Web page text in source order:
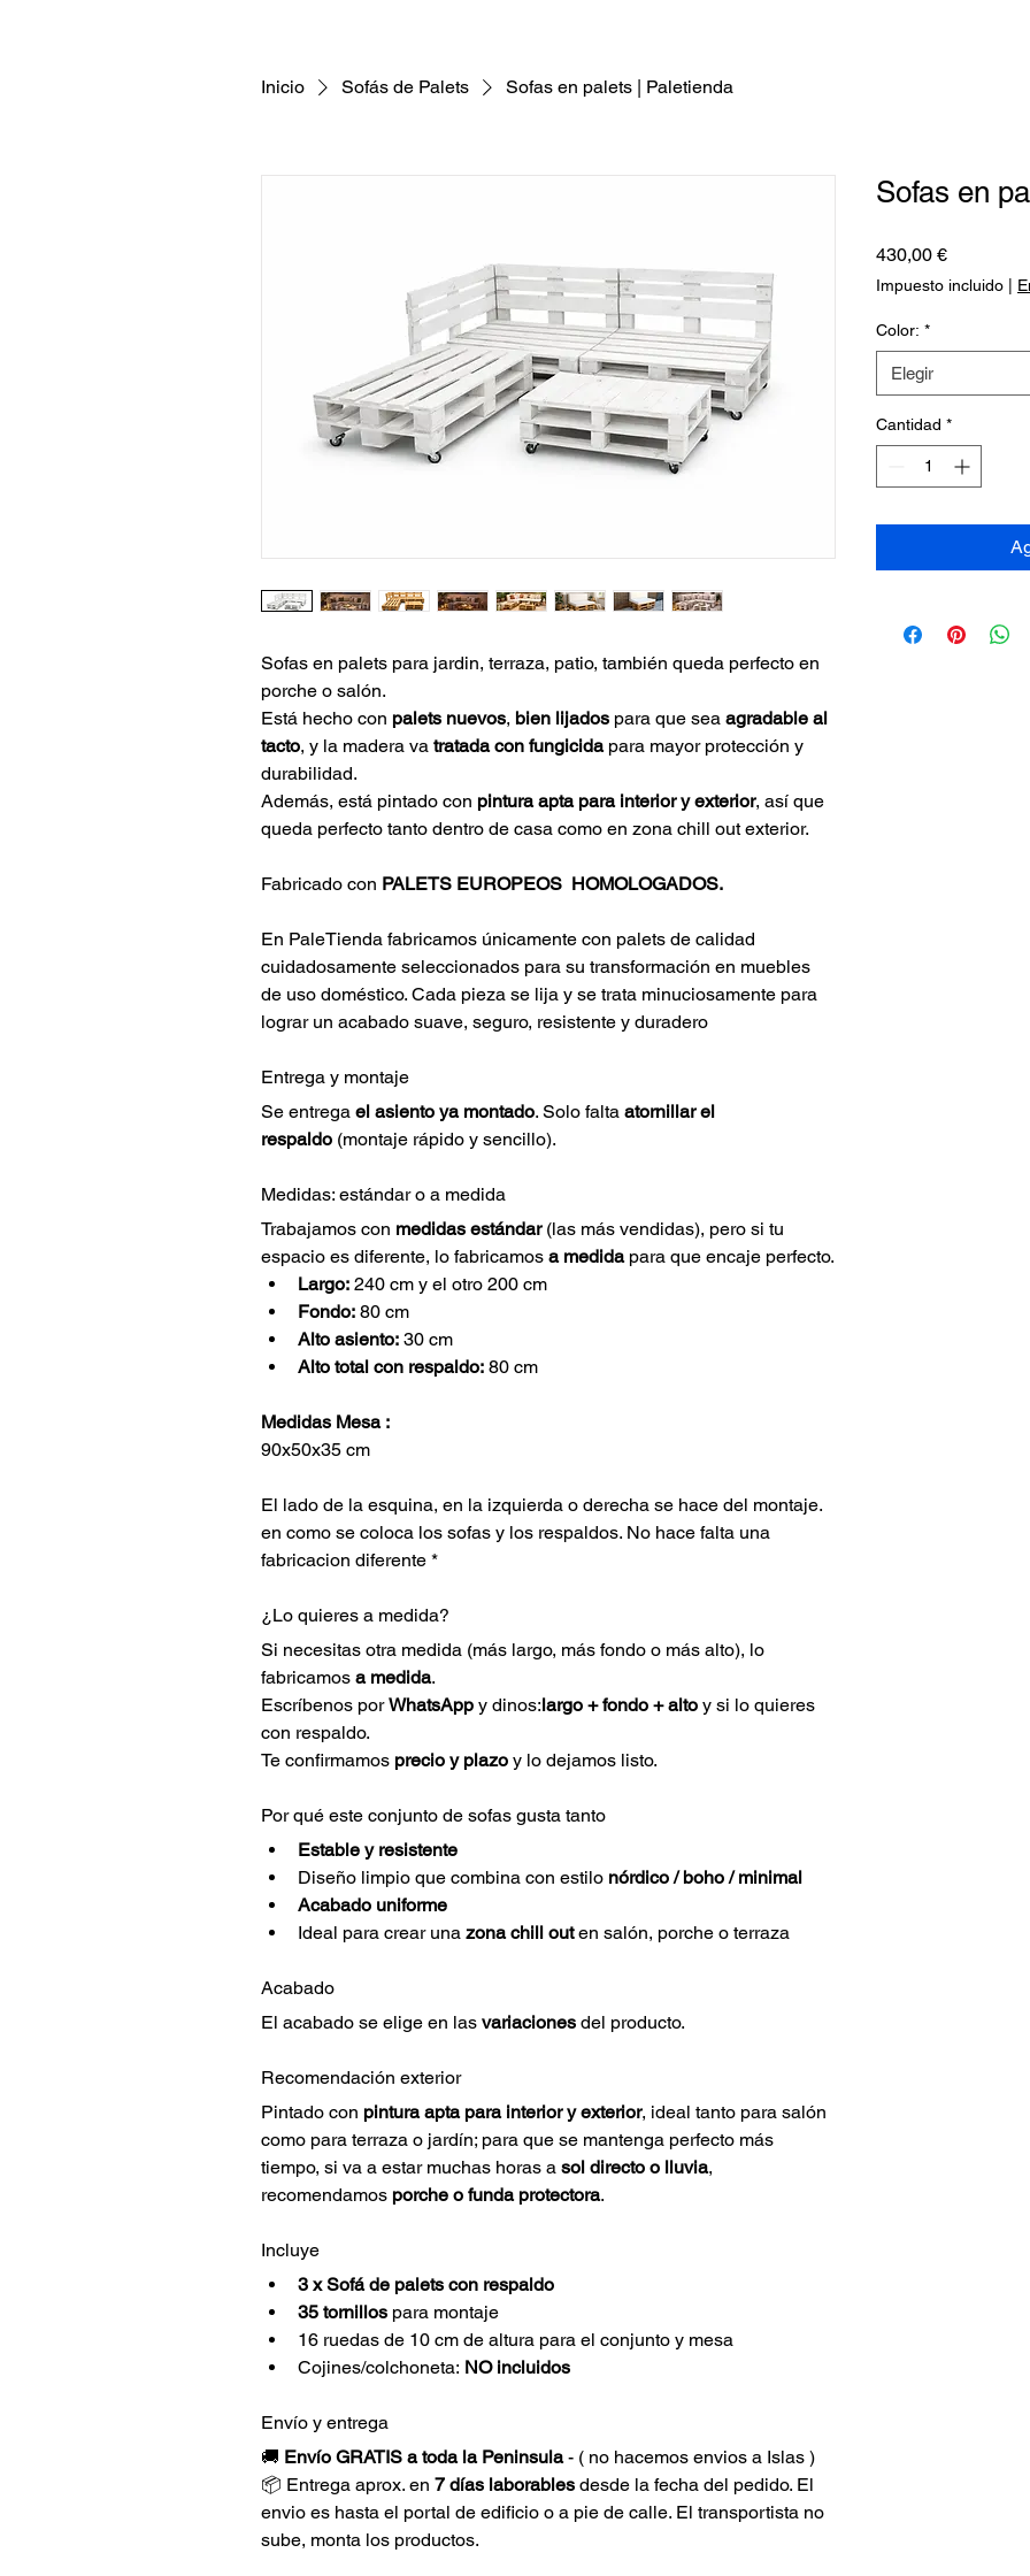
Inicio Sofás de Palets Sofas en palets | Paletienda
Sofas en palets para jardin, terraza, patio, también queda perfecto en
porche o salón.
Está hecho con palets nuevos, bien lijados para que sea agradable al
tacto, y la madera va tratada con fungicida para mayor protección y
durabilidad.
Además, está pintado con pintura apta para interior y exterior, así que
queda perfecto tanto dentro de casa como en zona chill out exterior.
Fabricado con PALETS EUROPEOS  HOMOLOGADOS.
En PaleTienda fabricamos únicamente con palets de calidad
cuidadosamente seleccionados para su transformación en muebles
de uso doméstico. Cada pieza se lija y se trata minuciosamente para
lograr un acabado suave, seguro, resistente y duradero
Entrega y montaje
Se entrega el asiento ya montado. Solo falta atornillar el
respaldo (montaje rápido y sencillo).
Medidas: estándar o a medida
Trabajamos con medidas estándar (las más vendidas), pero si tu
espacio es diferente, lo fabricamos a medida para que encaje perfecto.
Largo: 240 cm y el otro 200 cm
Fondo: 80 cm
Alto asiento: 30 cm
Alto total con respaldo: 80 cm
Medidas Mesa :
90x50x35 cm
El lado de la esquina, en la izquierda o derecha se hace del montaje.
en como se coloca los sofas y los respaldos. No hace falta una
fabricacion diferente *
¿Lo quieres a medida?
Si necesitas otra medida (más largo, más fondo o más alto), lo
fabricamos a medida.
Escríbenos por WhatsApp y dinos:largo + fondo + alto y si lo quieres
con respaldo.
Te confirmamos precio y plazo y lo dejamos listo.
Por qué este conjunto de sofas gusta tanto
Estable y resistente
Diseño limpio que combina con estilo nórdico / boho / minimal
Acabado uniforme
Ideal para crear una zona chill out en salón, porche o terraza
Acabado
El acabado se elige en las variaciones del producto.
Recomendación exterior
Pintado con pintura apta para interior y exterior, ideal tanto para salón
como para terraza o jardín; para que se mantenga perfecto más
tiempo, si va a estar muchas horas a sol directo o lluvia,
recomendamos porche o funda protectora.
Incluye
3 x Sofá de palets con respaldo
35 tornillos para montaje
16 ruedas de 10 cm de altura para el conjunto y mesa
Cojines/colchoneta: NO incluidos
Envío y entrega
🚚 Envío GRATIS a toda la Peninsula - ( no hacemos envios a Islas )
📦 Entrega aprox. en 7 días laborables desde la fecha del pedido. El
envio es hasta el portal de edificio o a pie de calle. El transportista no
sube, monta los productos.
Sofas en
430,00 €Precio
Impuesto incluido
Color: *
Elegir
Cantidad *